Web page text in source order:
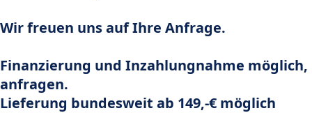
Wir freuen uns auf Ihre Anfrage.
Finanzierung und Inzahlungnahme
anfragen.
Lieferung bundesweit ab 149,-€ möglich